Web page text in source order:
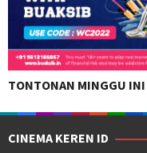
TONTONAN MINGGU INI
CINEMA KEREN ID